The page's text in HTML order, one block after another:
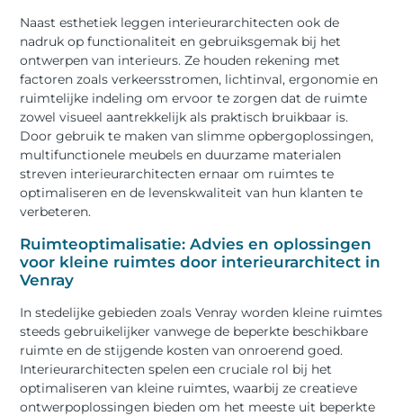
Naast esthetiek leggen interieurarchitecten ook de
nadruk op functionaliteit en gebruiksgemak bij het
ontwerpen van interieurs. Ze houden rekening met
factoren zoals verkeersstromen, lichtinval, ergonomie en
ruimtelijke indeling om ervoor te zorgen dat de ruimte
zowel visueel aantrekkelijk als praktisch bruikbaar is.
Door gebruik te maken van slimme opbergoplossingen,
multifunctionele meubels en duurzame materialen
streven interieurarchitecten ernaar om ruimtes te
optimaliseren en de levenskwaliteit van hun klanten te
verbeteren.
Ruimteoptimalisatie: Advies en oplossingen
voor kleine ruimtes door interieurarchitect in
Venray
In stedelijke gebieden zoals Venray worden kleine ruimtes
steeds gebruikelijker vanwege de beperkte beschikbare
ruimte en de stijgende kosten van onroerend goed.
Interieurarchitecten spelen een cruciale rol bij het
optimaliseren van kleine ruimtes, waarbij ze creatieve
ontwerpoplossingen bieden om het meeste uit beperkte